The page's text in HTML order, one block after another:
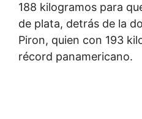
188 kilogramos para
de plata, detrás de la
Piron, quien con 193
récord panamericano.